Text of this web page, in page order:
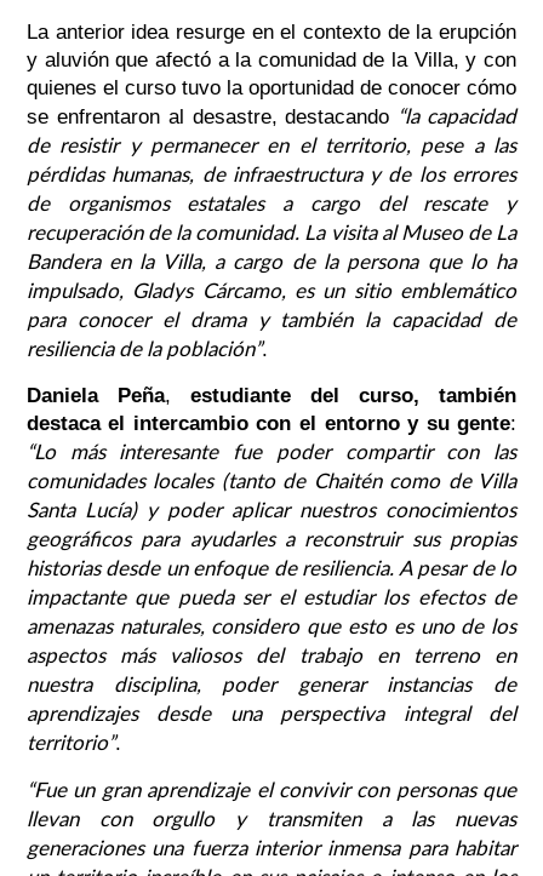
La anterior idea resurge en el contexto de la erupción
y aluvión que afectó a la comunidad de la Villa, y con
quienes el curso tuvo la oportunidad de conocer cómo
se enfrentaron al desastre, destacando “la capacidad
de resistir y permanecer en el territorio, pese a las
pérdidas humanas, de infraestructura y de los errores
de organismos estatales a cargo del rescate y
recuperación de la comunidad. La visita al Museo de La
Bandera en la Villa, a cargo de la persona que lo ha
impulsado, Gladys Cárcamo, es un sitio emblemático
para conocer el drama y también la capacidad de
resiliencia de la población”.
Daniela Peña, estudiante del curso, también
destaca el intercambio con el entorno y su gente:
“Lo más interesante fue poder compartir con las
comunidades locales (tanto de Chaitén como de Villa
Santa Lucía) y poder aplicar nuestros conocimientos
geográficos para ayudarles a reconstruir sus propias
historias desde un enfoque de resiliencia. A pesar de lo
impactante que pueda ser el estudiar los efectos de
amenazas naturales, considero que esto es uno de los
aspectos más valiosos del trabajo en terreno en
nuestra disciplina, poder generar instancias de
aprendizajes desde una perspectiva integral del
territorio”.
“Fue un gran aprendizaje el convivir con personas que
llevan con orgullo y transmiten a las nuevas
generaciones una fuerza interior inmensa para habitar